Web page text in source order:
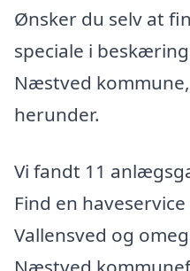
Ønsker du selv at
speciale i
Næstved
herunder.
Vi fandt 11
Find en
Vallensved og